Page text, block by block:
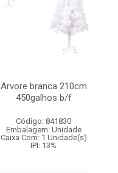
Arvore branca 210cm
450galhos b/f
Código: 841830
Embalagem: Unidade
Caixa Com: 1 Unidade(s)
IPI: 13%